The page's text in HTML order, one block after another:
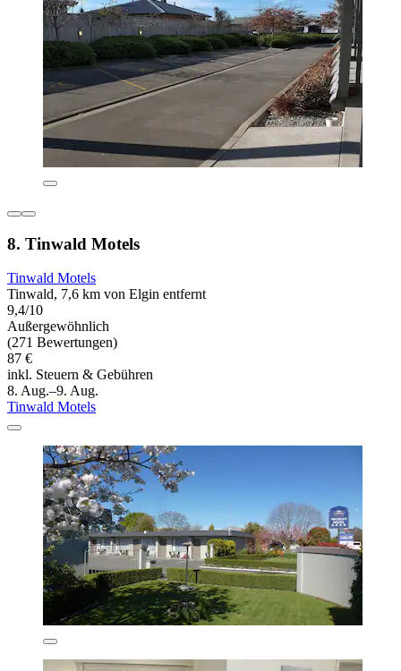
8. Tinwald Motels
Tinwald Motels
Tinwald, 7,6 km von Elgin entfernt
9,4/10
Außergewöhnlich
(271 Bewertungen)
87 €
inkl. Steuern & Gebühren
8. Aug.–9. Aug.
Tinwald Motels